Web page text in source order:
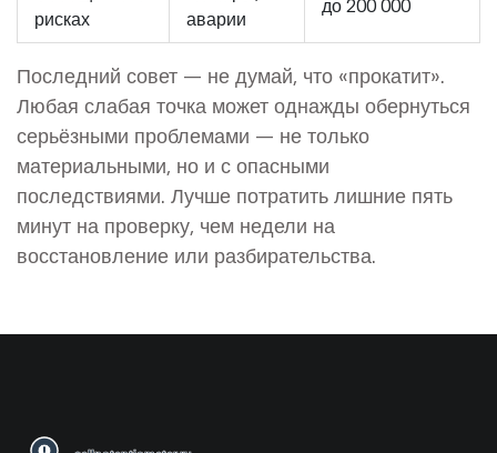
рисках
аварии
Последний совет — не думай, что «прокатит».
Любая слабая точка может однажды обернуться
серьёзными проблемами — не только
материальными, но и с опасными
последствиями. Лучше потратить лишние пять
минут на проверку, чем недели на
восстановление или разбирательства.